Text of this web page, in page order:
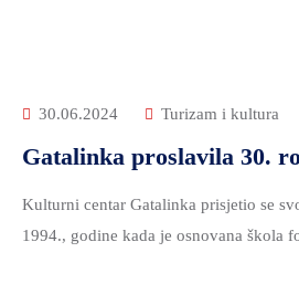
30.06.2024 Turizam i kultura
Gatalinka proslavila 30.
Kulturni centar Gatalinka prisjetio se
1994., godine kada je osnovana škola